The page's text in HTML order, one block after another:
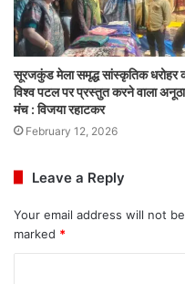
सूरजकुंड मेला समृद्ध सांस्कृतिक धरोहर
विश्व पटल पर प्रस्तुत करने वाला अनूठा
मंच : विजया रहाटकर
February 12, 2026
Leave a Reply
Your email address will not
marked *